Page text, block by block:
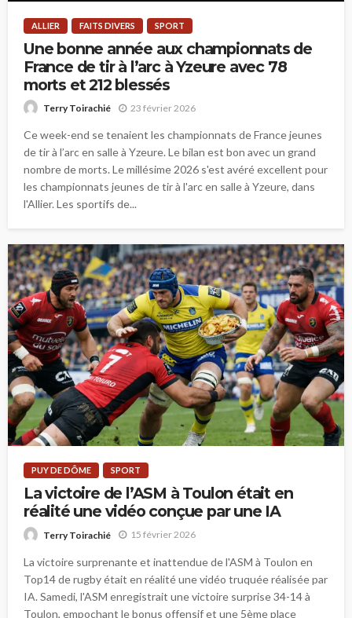
ALLIER FAITS DIVERS SPORT
Une bonne année aux championnats de
France de tir à l’arc à Yzeure avec 78
morts et 212 blessés
Terry Toirachié 23 février 2026
Ce week-end se tenaient les championnats de France jeunes
de tir à l’arc en salle à Yzeure. Le bilan est bon avec un grand
nombre de morts. Le millésime 2026 s'est avéré excellent pour
les championnats jeunes de tir à l'arc en salle à Yzeure, dans
l'Allier. Les sportifs de...
PUY DE DÔME SPORT
La victoire de l’ASM à Toulon était en
réalité une vidéo conçue par une IA
Terry Toirachié 15 février 2026
La victoire surprenante et inattendue de l'ASM à Toulon en
Top14 de rugby était en réalité une vidéo truquée réalisée par
IA. Samedi, l'ASM enregistrait une victoire surprise 34-14 à
Toulon, empochant le bonus offensif et une 5ème place